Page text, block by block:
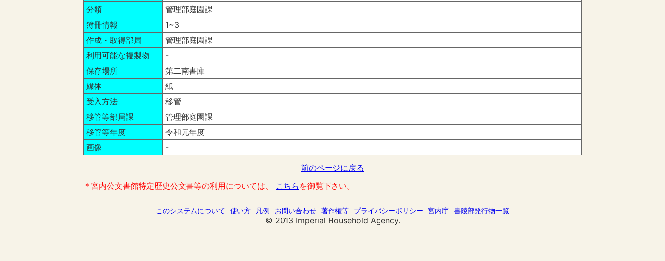
分類
管理部庭園課
簿冊情報
1~3
作成・取得部局
管理部庭園課
利用可能な複製物
-
保存場所
第二南書庫
媒体
紙
受入方法
移管
移管等部局課
管理部庭園課
移管等年度
令和元年度
画像
-
前のページに戻る
＊宮内公文書館特定歴史公文書等の利用については、 こちら を御覧下さい。
このシステムについて 使い方 凡例 お問い合わせ 著作権等 プライバシーポリシー 宮内庁 書陵部発行物一覧
© 2013 Imperial Household Agency.